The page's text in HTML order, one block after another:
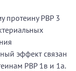
протеину РВР 3
эффект связан
РВР 1в и 1а.